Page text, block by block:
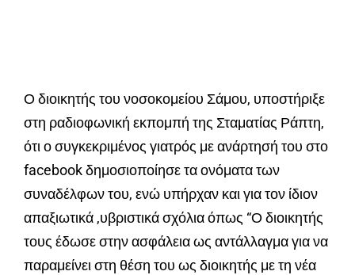
Ο διοικητής του νοσοκομείου Σάμου, υποστήριξε
στη ραδιοφωνική εκπομπή της Σταματίας Ράπτη,
ότι ο συγκεκριμένος γιατρός με ανάρτησή του στο
facebook δημοσιοποίησε τα ονόματα των
συναδέλφων του, ενώ υπήρχαν και για τον ίδιον
απαξιωτικά ,υβριστικά σχόλια όπως “Ο διοικητής
τους έδωσε στην ασφάλεια ως αντάλλαγμα για να
παραμείνει στη θέση του ως διοικητής με τη νέα